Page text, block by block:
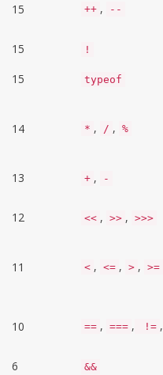
15 ++ , --
15 !
15
typeof
14 * , / , %
13 + , -
12 << , >> , >>>
11 < , <= , > , >=
10 == , === , != ,
6
&&